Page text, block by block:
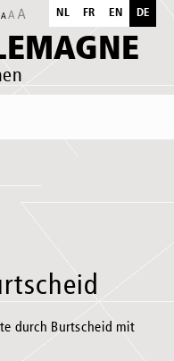
NL FR EN DE
durch Burtscheid mit